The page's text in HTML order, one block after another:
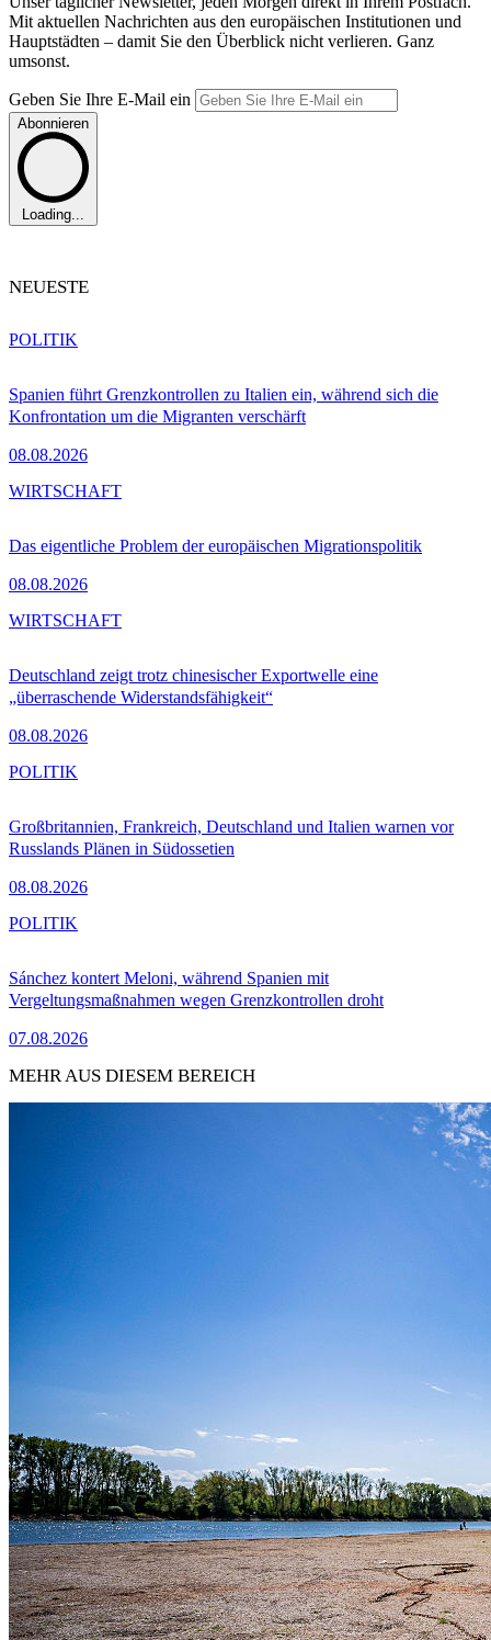
Mit aktuellen Nachrichten aus den europäischen Institutionen und
Hauptstädten – damit Sie den Überblick nicht verlieren. Ganz
umsonst.
Geben Sie Ihre E-Mail ein
Abonnieren
Loading...
NEUESTE
Spanien führt Grenzkontrollen zu Italien ein, während sich die
Konfrontation um die Migranten verschärft
08.08.2026
POLITIK
Das eigentliche Problem der europäischen Migrationspolitik
08.08.2026
WIRTSCHAFT
Deutschland zeigt trotz chinesischer Exportwelle eine
„überraschende Widerstandsfähigkeit“
08.08.2026
WIRTSCHAFT
Großbritannien, Frankreich, Deutschland und Italien warnen vor
Russlands Plänen in Südossetien
08.08.2026
POLITIK
Sánchez kontert Meloni, während Spanien mit
Vergeltungsmaßnahmen wegen Grenzkontrollen droht
07.08.2026
POLITIK
MEHR AUS DIESEM BEREICH